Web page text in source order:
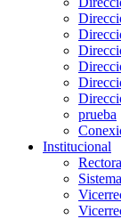
prueba
Institucional